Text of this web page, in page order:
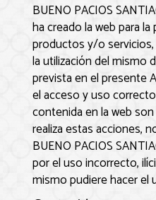
BUENO PACIOS
ha creado la web para
productos y/o
la utilización del mismo
prevista en el presente
el acceso y uso
contenida en la web
realiza estas acciones,
BUENO PACIOS
por el uso incorrecto,
mismo pudiere hacer el